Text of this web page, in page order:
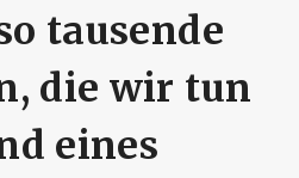
tausende
die wir tun
eines